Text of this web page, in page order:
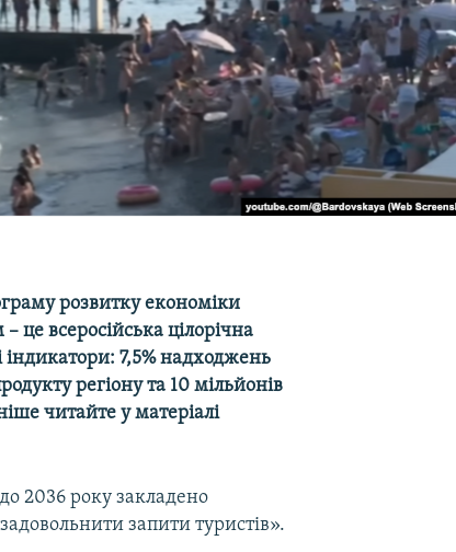
розвитку економіки
це всеросійська цілорічна
7,5% надходжень
регіону та 10 мільйонів
читайте у матеріалі
2036 року закладено
запити туристів».